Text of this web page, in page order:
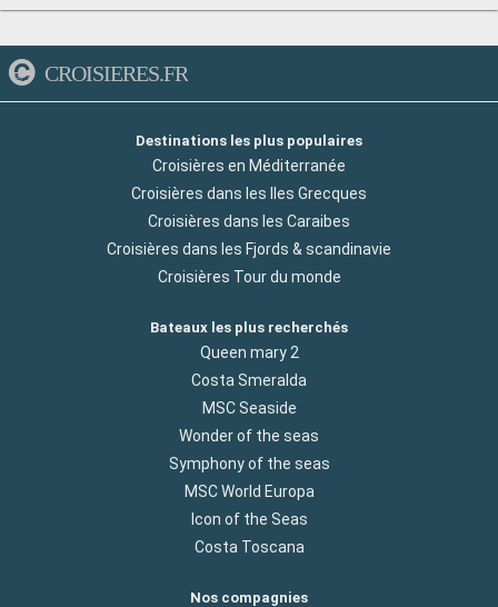
CROISIERES.FR
Destinations les plus populaires
Croisières en Méditerranée
Croisières dans les Iles Grecques
Croisières dans les Caraibes
Croisières dans les Fjords & scandinavie
Croisières Tour du monde
Bateaux les plus recherchés
Queen mary 2
Costa Smeralda
MSC Seaside
Wonder of the seas
Symphony of the seas
MSC World Europa
Icon of the Seas
Costa Toscana
Nos compagnies